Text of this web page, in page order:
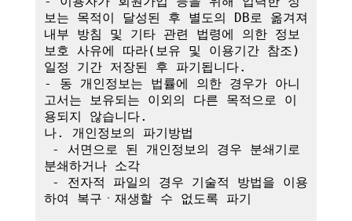
보는 목적이 달성된 후 별도의 DB로 옮겨져
내부 방침 및 기타 관련 법령에 의한 정보
보호 사유에 따라(보유 및 이용기간 참조)
일정 기간 저장된 후 파기됩니다.
- 동 개인정보는 법률에 의한 경우가 아니
고서는 보유되는 이외의 다른 목적으로 이
용되지 않습니다.
나. 개인정보의 파기방법
분쇄하거나 소각
하여 복구ㆍ재생할 수 없도록 파기